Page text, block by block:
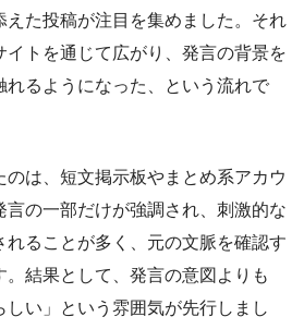
えた投稿が注目を集めました。それ
イトを通じて広がり、発言の背景を
れるようになった、という流れで
は、短文掲示板やまとめ系アカウ
言の一部だけが強調され、刺激的な
れることが多く、元の文脈を確認す
。結果として、発言の意図よりも
しい」という雰囲気が先行しまし